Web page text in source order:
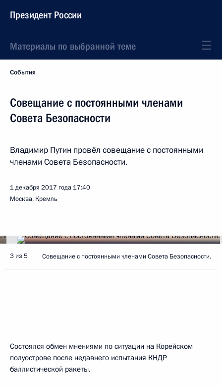
Президент России
Материалы по выбранной теме
События
Совещание с постоянными членами
Совета Безопасности
Владимир Путин провёл совещание с постоянными
членами Совета Безопасности.
1 декабря 2017 года 17:40
Москва, Кремль
3 из 5 Совещание с постоянными членами Совета Безопасности.
Состоялся обмен мнениями по ситуации на Корейском
полуострове после недавнего испытания КНДР
баллистической ракеты.